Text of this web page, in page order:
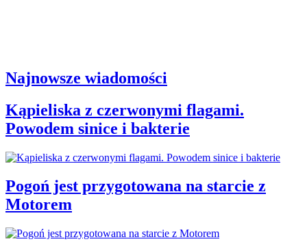
Najnowsze wiadomości
Kąpieliska z czerwonymi flagami.
Powodem sinice i bakterie
Pogoń jest przygotowana na starcie z
Motorem